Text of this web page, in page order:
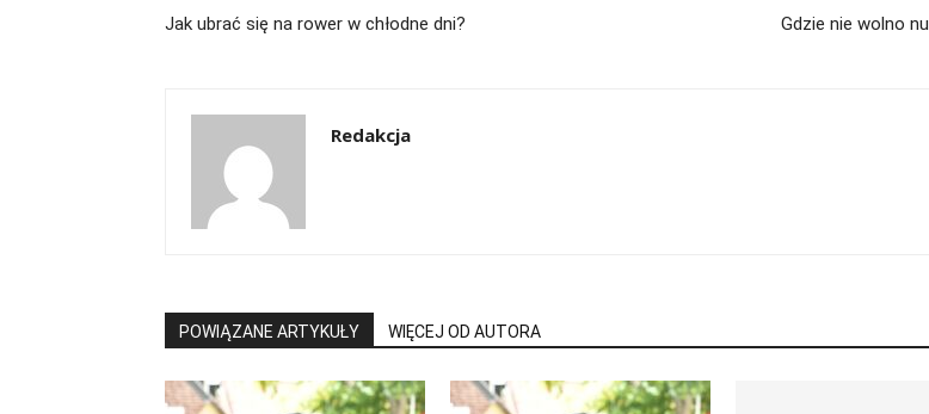
Jak ubrać się na rower w chłodne dni? Gdzie nie wolno
Redakcja
POWIĄZANE ARTYKUŁY WIĘCEJ OD AUTORA